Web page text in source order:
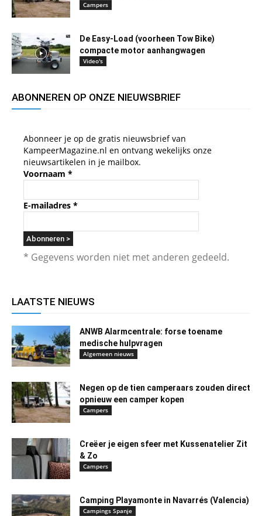
Campers
De Easy-Load (voorheen Tow Bike)
compacte motor aanhangwagen
Video's
ABONNEREN OP ONZE NIEUWSBRIEF
Abonneer je op de gratis nieuwsbrief van
KampeerMagazine.nl en ontvang wekelijks onze
nieuwsartikelen in je mailbox.
Voornaam *
E-mailadres *
* Gegevens worden niet met anderen gedeeld.
LAATSTE NIEUWS
ANWB Alarmcentrale: forse toename
medische hulpvragen
Algemeen nieuws
Negen op de tien camperaars zouden direct
opnieuw een camper kopen
Campers
Creëer je eigen sfeer met Kussenatelier Zit
& Zo
Campers
Camping Playamonte in Navarrés (Valencia)
Campings Spanje